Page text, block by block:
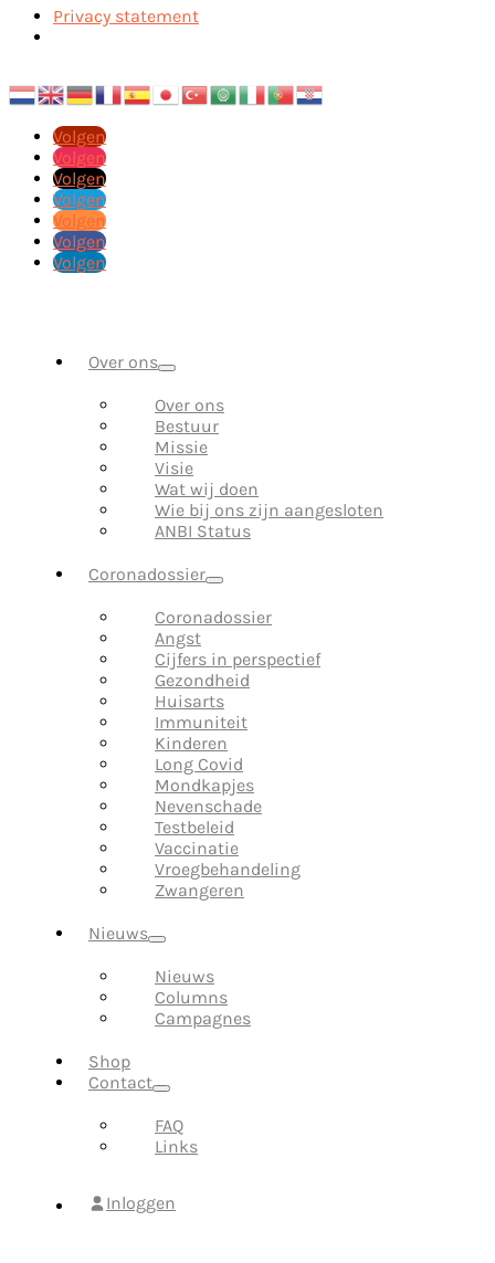
Privacy statement
Volgen
Volgen
Volgen
Volgen
Volgen
Volgen
Volgen
Over ons
Over ons
Bestuur
Missie
Visie
Wat wij doen
Wie bij ons zijn aangesloten
ANBI Status
Coronadossier
Coronadossier
Angst
Cijfers in perspectief
Gezondheid
Huisarts
Immuniteit
Kinderen
Long Covid
Mondkapjes
Nevenschade
Testbeleid
Vaccinatie
Vroegbehandeling
Zwangeren
Nieuws
Nieuws
Columns
Campagnes
Shop
Contact
FAQ
Links
Inloggen